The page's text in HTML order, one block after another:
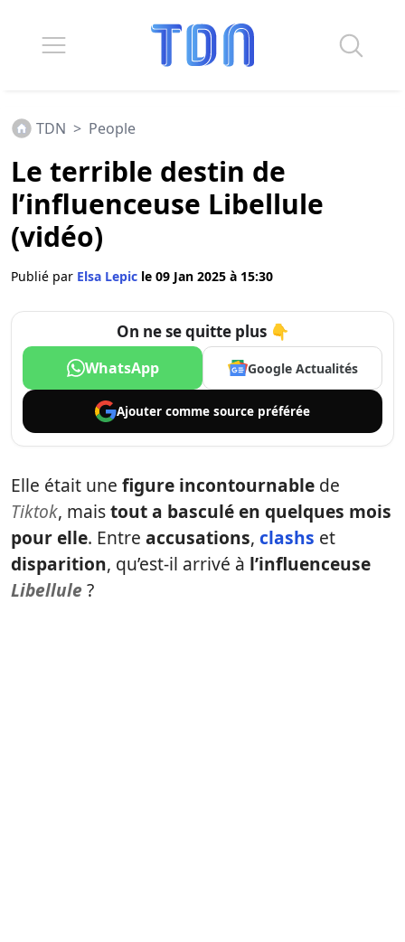
TDN > People
Le terrible destin de
l’influenceuse Libellule
(vidéo)
Publié par Elsa Lepic le 09 Jan 2025 à 15:30
On ne se quitte plus 👇
WhatsApp Google Actualités
Ajouter comme source préférée
Elle était une figure incontournable de
Tiktok, maistout a basculé en quelques mois
pour elle. Entre accusations, clashs et
disparition, qu’est-il arrivé à l’influenceuse
Libellule?